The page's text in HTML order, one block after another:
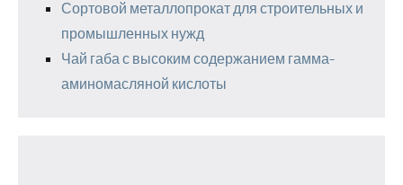
Сортовой металлопрокат для строительных и
промышленных нужд
Чай габа с высоким содержанием гамма-
аминомасляной кислоты